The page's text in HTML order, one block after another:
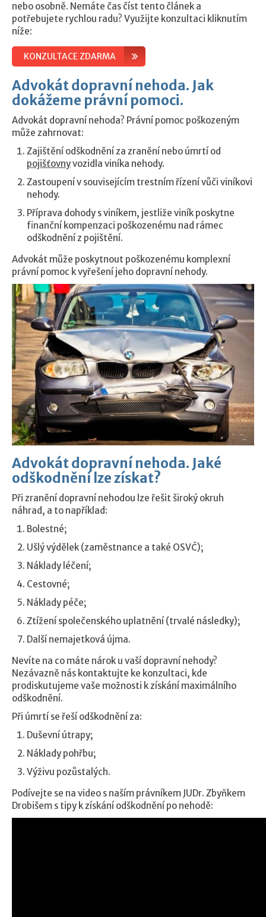
nebo osobně. Nemáte čas číst tento článek a
potřebujete rychlou radu? Využijte konzultaci kliknutím
níže:
KONZULTACE ZDARMA
Advokát dopravní nehoda. Jak
dokážeme právní pomoci.
Advokát dopravní nehoda? Právní pomoc poškozeným
může zahrnovat:
Zajištění odškodnění za zranění nebo úmrtí od
pojišťovnyvozidla viníka nehody.
Zastoupení v souvisejícím trestním řízení vůči viníkovi
nehody.
Příprava dohody s viníkem, jestliže viník poskytne
finanční kompenzaci poškozenému nad rámec
odškodnění z pojištění.
Advokát může poskytnout poškozenému komplexní
právní pomoc k vyřešení jeho dopravní nehody.
Advokát dopravní nehoda. Jaké
odškodnění lze získat?
Při zranění dopravní nehodou lze řešit široký okruh
náhrad, a to například:
Bolestné;
Ušlý výdělek (zaměstnance a také OSVČ);
Náklady léčení;
Cestovné;
Náklady péče;
Ztížení společenského uplatnění (trvalé následky);
Další nemajetková újma.
Nevíte na co máte nárok u vaší dopravní nehody?
Nezávazně nás kontaktujte ke konzultaci, kde
prodiskutujeme vaše možnosti k získání maximálního
odškodnění.
Při úmrtí se řeší odškodnění za:
Duševní útrapy;
Náklady pohřbu;
Výživu pozůstalých.
Podívejte se na video s naším právníkem JUDr. Zbyňkem
Drobišem s tipy k získání odškodnění po nehodě: